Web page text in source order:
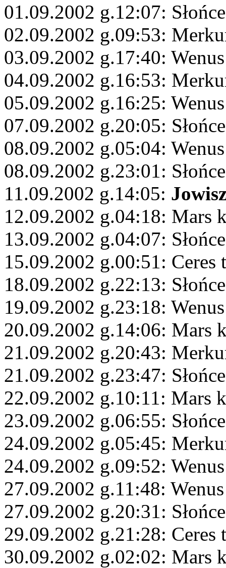
01.09.2002 g.12:07:
02.09.2002 g.09:53:
03.09.2002 g.17:40:
04.09.2002 g.16:53:
05.09.2002 g.16:25:
07.09.2002 g.20:05:
08.09.2002 g.05:04:
08.09.2002 g.23:01:
11.09.2002 g.14:05:
12.09.2002 g.04:18: Mars
13.09.2002 g.04:07:
15.09.2002 g.00:51:
18.09.2002 g.22:13:
19.09.2002 g.23:18:
20.09.2002 g.14:06: Mars
21.09.2002 g.20:43:
21.09.2002 g.23:47:
22.09.2002 g.10:11: Mars
23.09.2002 g.06:55:
24.09.2002 g.05:45:
24.09.2002 g.09:52:
27.09.2002 g.11:48:
27.09.2002 g.20:31:
29.09.2002 g.21:28: Ceres
30.09.2002 g.02:02: Mars